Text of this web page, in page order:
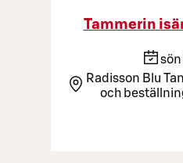
Tammerin
sön
Radisson Blu
och